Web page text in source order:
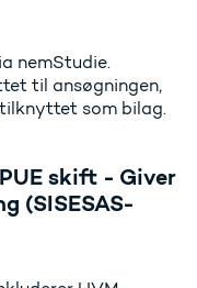
nemStudie.
til ansøgningen,
som bilag.
skift - Giver
(SISESAS-